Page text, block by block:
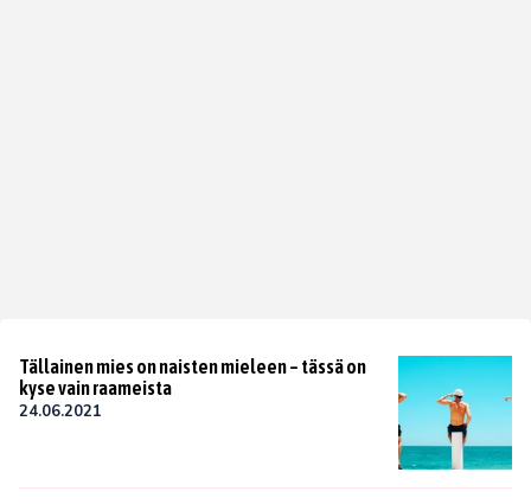
Tällainen mies on naisten mieleen – tässä on
kyse vain raameista
24.06.2021